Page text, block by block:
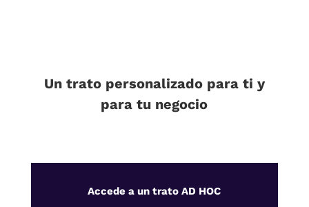
Un trato personalizado para ti y
para tu negocio
Accede a un trato AD HOC